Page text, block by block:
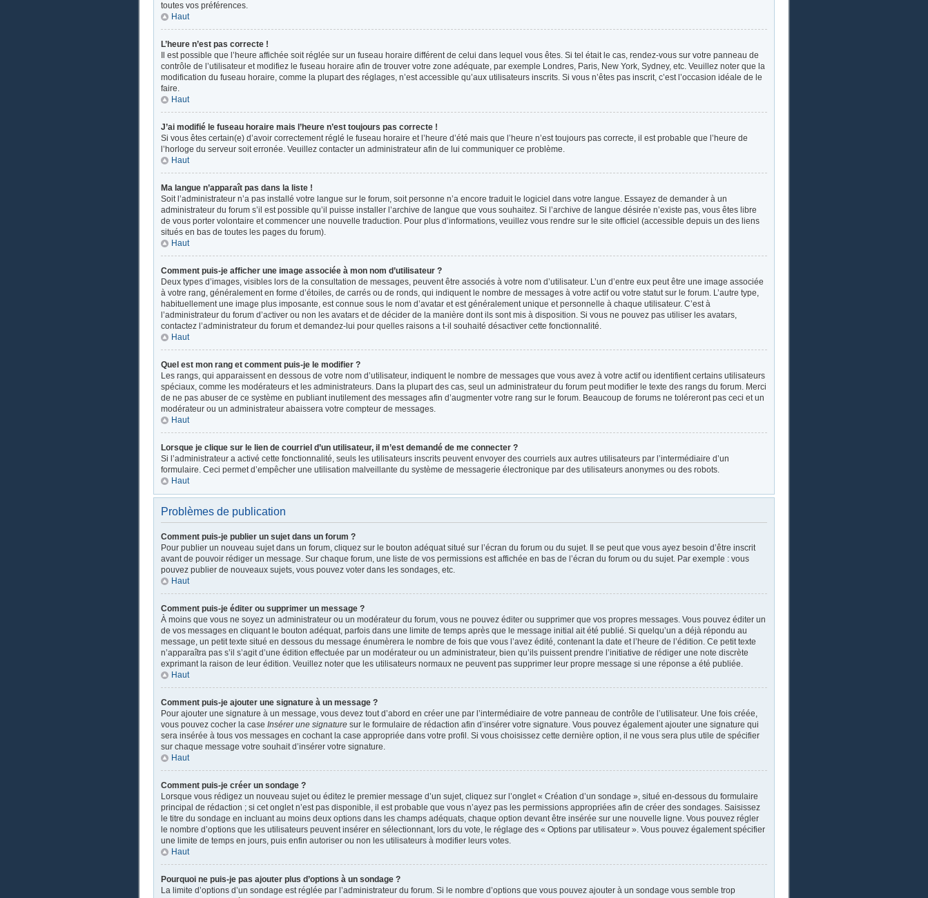
toutes vos préférences.
Haut
L’heure n’est pas correcte !
Il est possible que l’heure affichée soit réglée sur un fuseau horaire différent de celui dans lequel vous êtes. Si tel était le cas, rendez-vous sur votre panneau de
contrôle de l’utilisateur et modifiez le fuseau horaire afin de trouver votre zone adéquate, par exemple Londres, Paris, New York, Sydney, etc. Veuillez noter que la
modification du fuseau horaire, comme la plupart des réglages, n’est accessible qu’aux utilisateurs inscrits. Si vous n’êtes pas inscrit, c’est l’occasion idéale de le
faire.
Haut
J’ai modifié le fuseau horaire mais l’heure n’est toujours pas correcte !
Si vous êtes certain(e) d’avoir correctement réglé le fuseau horaire et l’heure d’été mais que l’heure n’est toujours pas correcte, il est probable que l’heure de
l’horloge du serveur soit erronée. Veuillez contacter un administrateur afin de lui communiquer ce problème.
Haut
Ma langue n’apparaît pas dans la liste !
Soit l’administrateur n’a pas installé votre langue sur le forum, soit personne n’a encore traduit le logiciel dans votre langue. Essayez de demander à un
administrateur du forum s’il est possible qu’il puisse installer l’archive de langue que vous souhaitez. Si l’archive de langue désirée n’existe pas, vous êtes libre
de vous porter volontaire et commencer une nouvelle traduction. Pour plus d’informations, veuillez vous rendre sur le site officiel (accessible depuis un des liens
situés en bas de toutes les pages du forum).
Haut
Comment puis-je afficher une image associée à mon nom d’utilisateur ?
Deux types d’images, visibles lors de la consultation de messages, peuvent être associés à votre nom d’utilisateur. L’un d’entre eux peut être une image associée
à votre rang, généralement en forme d’étoiles, de carrés ou de ronds, qui indiquent le nombre de messages à votre actif ou votre statut sur le forum. L’autre type,
habituellement une image plus imposante, est connue sous le nom d’avatar et est généralement unique et personnelle à chaque utilisateur. C’est à
l’administrateur du forum d’activer ou non les avatars et de décider de la manière dont ils sont mis à disposition. Si vous ne pouvez pas utiliser les avatars,
contactez l’administrateur du forum et demandez-lui pour quelles raisons a t-il souhaité désactiver cette fonctionnalité.
Haut
Quel est mon rang et comment puis-je le modifier ?
Les rangs, qui apparaissent en dessous de votre nom d’utilisateur, indiquent le nombre de messages que vous avez à votre actif ou identifient certains utilisateurs
spéciaux, comme les modérateurs et les administrateurs. Dans la plupart des cas, seul un administrateur du forum peut modifier le texte des rangs du forum. Merci
de ne pas abuser de ce système en publiant inutilement des messages afin d’augmenter votre rang sur le forum. Beaucoup de forums ne toléreront pas ceci et un
modérateur ou un administrateur abaissera votre compteur de messages.
Haut
Lorsque je clique sur le lien de courriel d’un utilisateur, il m’est demandé de me connecter ?
Si l’administrateur a activé cette fonctionnalité, seuls les utilisateurs inscrits peuvent envoyer des courriels aux autres utilisateurs par l’intermédiaire d’un
formulaire. Ceci permet d’empêcher une utilisation malveillante du système de messagerie électronique par des utilisateurs anonymes ou des robots.
Haut
Problèmes de publication
Comment puis-je publier un sujet dans un forum ?
Pour publier un nouveau sujet dans un forum, cliquez sur le bouton adéquat situé sur l’écran du forum ou du sujet. Il se peut que vous ayez besoin d’être inscrit
avant de pouvoir rédiger un message. Sur chaque forum, une liste de vos permissions est affichée en bas de l’écran du forum ou du sujet. Par exemple : vous
pouvez publier de nouveaux sujets, vous pouvez voter dans les sondages, etc.
Haut
Comment puis-je éditer ou supprimer un message ?
À moins que vous ne soyez un administrateur ou un modérateur du forum, vous ne pouvez éditer ou supprimer que vos propres messages. Vous pouvez éditer un
de vos messages en cliquant le bouton adéquat, parfois dans une limite de temps après que le message initial ait été publié. Si quelqu’un a déjà répondu au
message, un petit texte situé en dessous du message énumèrera le nombre de fois que vous l’avez édité, contenant la date et l’heure de l’édition. Ce petit texte
n’apparaîtra pas s’il s’agit d’une édition effectuée par un modérateur ou un administrateur, bien qu’ils puissent prendre l’initiative de rédiger une note discrète
exprimant la raison de leur édition. Veuillez noter que les utilisateurs normaux ne peuvent pas supprimer leur propre message si une réponse a été publiée.
Haut
Comment puis-je ajouter une signature à un message ?
Pour ajouter une signature à un message, vous devez tout d’abord en créer une par l’intermédiaire de votre panneau de contrôle de l’utilisateur. Une fois créée,
vous pouvez cocher la case Insérer une signature sur le formulaire de rédaction afin d’insérer votre signature. Vous pouvez également ajouter une signature qui
sera insérée à tous vos messages en cochant la case appropriée dans votre profil. Si vous choisissez cette dernière option, il ne vous sera plus utile de spécifier
sur chaque message votre souhait d’insérer votre signature.
Haut
Comment puis-je créer un sondage ?
Lorsque vous rédigez un nouveau sujet ou éditez le premier message d’un sujet, cliquez sur l’onglet « Création d’un sondage », situé en-dessous du formulaire
principal de rédaction ; si cet onglet n’est pas disponible, il est probable que vous n’ayez pas les permissions appropriées afin de créer des sondages. Saisissez
le titre du sondage en incluant au moins deux options dans les champs adéquats, chaque option devant être insérée sur une nouvelle ligne. Vous pouvez régler
le nombre d’options que les utilisateurs peuvent insérer en sélectionnant, lors du vote, le réglage des « Options par utilisateur ». Vous pouvez également spécifier
une limite de temps en jours, puis enfin autoriser ou non les utilisateurs à modifier leurs votes.
Haut
Pourquoi ne puis-je pas ajouter plus d’options à un sondage ?
La limite d’options d’un sondage est réglée par l’administrateur du forum. Si le nombre d’options que vous pouvez ajouter à un sondage vous semble trop